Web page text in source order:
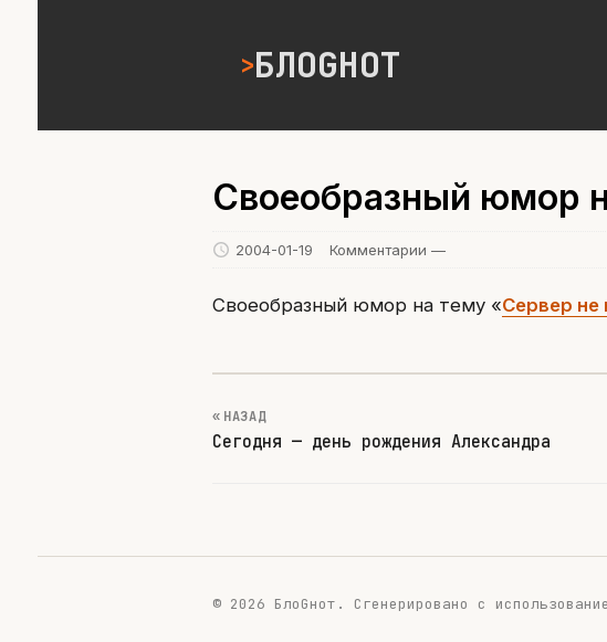
БЛОGНОТ
Своеобразный юмор
2004-01-19 Комментарии —
Своеобразный юмор на тему «Сервер не
« НАЗАД
Сегодня — день рождения Александра
© 2026 БлоGнот. Сгенерировано с